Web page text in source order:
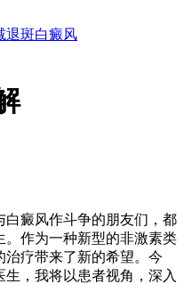
退斑白癜风
癜风作斗争的朋友们，都
。作为一种新型的非激素类
疗带来了新的希望。今
，我将以患者视角，深入